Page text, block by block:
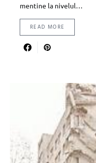
mentine la nivelul…
READ MORE